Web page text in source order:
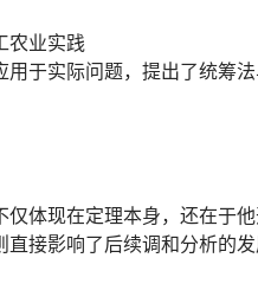
农业实践
用于实际问题，提出了统筹
体现在定理本身，还在于
接影响了后续调和分析的